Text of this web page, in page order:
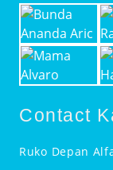
Contact
Ruko Depan